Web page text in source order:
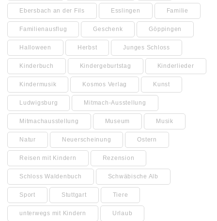
Ebersbach an der Fils Esslingen Familie
Familienausflug Geschenk Göppingen
Halloween Herbst Junges Schloss
Kinderbuch Kindergeburtstag Kinderlieder
Kindermusik Kosmos Verlag Kunst
Ludwigsburg Mitmach-Ausstellung
Mitmachausstellung Museum Musik
Natur Neuerscheinung Ostern
Reisen mit Kindern Rezension
Schloss Waldenbuch Schwäbische Alb
Sport Stuttgart Tiere
unterwegs mit Kindern Urlaub